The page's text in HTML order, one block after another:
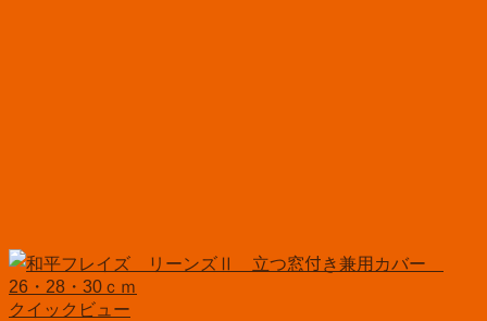
クイックビュー